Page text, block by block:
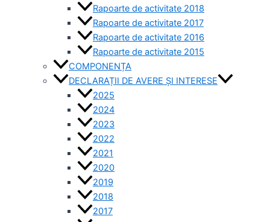
Rapoarte de activitate 2018
Rapoarte de activitate 2017
Rapoarte de activitate 2016
Rapoarte de activitate 2015
COMPONENȚA
DECLARAȚII DE AVERE ȘI INTERESE
2025
2024
2023
2022
2021
2020
2019
2018
2017